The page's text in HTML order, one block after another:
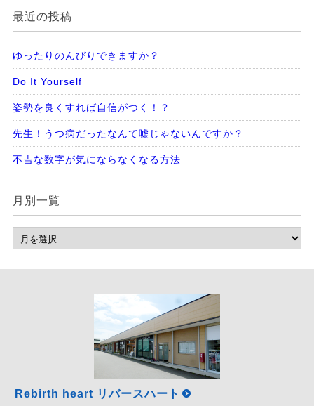
最近の投稿
ゆったりのんびりできますか？
Do It Yourself
姿勢を良くすれば自信がつく！？
先生！うつ病だったなんて嘘じゃないんですか？
不吉な数字が気にならなくなる方法
月別一覧
Rebirth heart リバースハート